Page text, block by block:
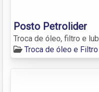
Posto Petrolider
Troca de óleo, filtro e
Troca de óleo e